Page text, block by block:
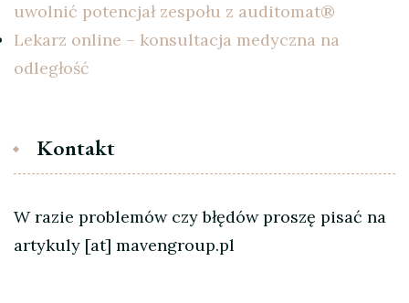
uwolnić potencjał zespołu z auditomat®
Lekarz online – konsultacja medyczna na
odległość
Kontakt
W razie problemów czy błędów proszę pisać na
artykuly [at] mavengroup.pl